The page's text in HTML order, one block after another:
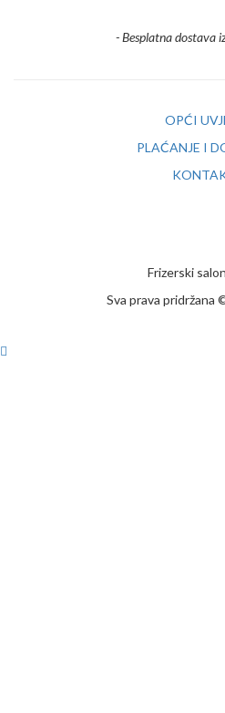
- Besplatna dostava
OPĆI
PLAĆANJE I
Frizerski
Sva prava pridržana